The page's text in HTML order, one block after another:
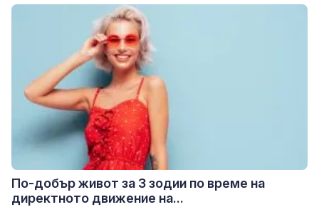
По-добър живот за 3 зодии по време на
директното движение на...